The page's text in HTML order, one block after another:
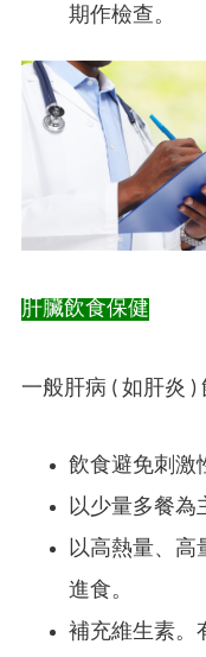
期作檢查。
肝臟飲食保健
一般肝病 ( 如肝炎 )
飲食避免刺激
以少量多餐為
以高熱量、高
進食。
補充維生素。